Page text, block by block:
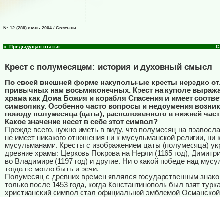
№ 12 (289) июнь 2004 / Святыни
«..Предыдущая статья
Крест с полумесяцем: история и духовный смысл
По своей внешней форме накупольные кресты нередко
привычных нам восьмиконечных. Крест на куполе
храма как Дома Божия и корабля Спасения и имеет
символику. Особенно часто вопросы и недоумения
поводу полумесяца (цаты), расположенного в нижней
Какое значение несет в себе этот символ?
Прежде всего, нужно иметь в виду, что полумесяц на
не имеет никакого отношения ни к мусульманской религии, ни
мусульманами. Кресты с изображением цаты (полумесяца)
древние храмы: Церковь Покрова на Нерли (1165 год),
во Владимире (1197 год) и другие. Ни о какой победе над
тогда не могло быть и речи.
Полумесяц с древних времен являлся государственным
только после 1453 года, когда Константинополь был взят
христианский символ стал официальной эмблемой